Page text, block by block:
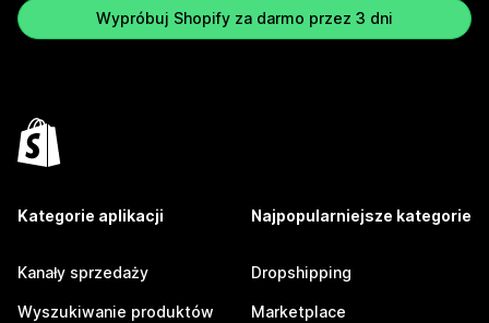
Wypróbuj Shopify za darmo przez 3 dni
Kategorie aplikacji
Kanały sprzedaży
Wyszukiwanie produktów
Najpopularniejsze kategorie
Dropshipping
Marketplace